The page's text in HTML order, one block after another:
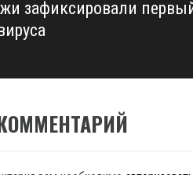
зафиксировали